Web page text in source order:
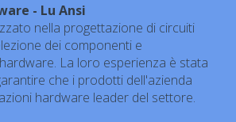
- Lu Ansi
nella progettazione di circuiti
dei componenti e
La loro esperienza è stata
che i prodotti dell'azienda
hardware leader del settore.